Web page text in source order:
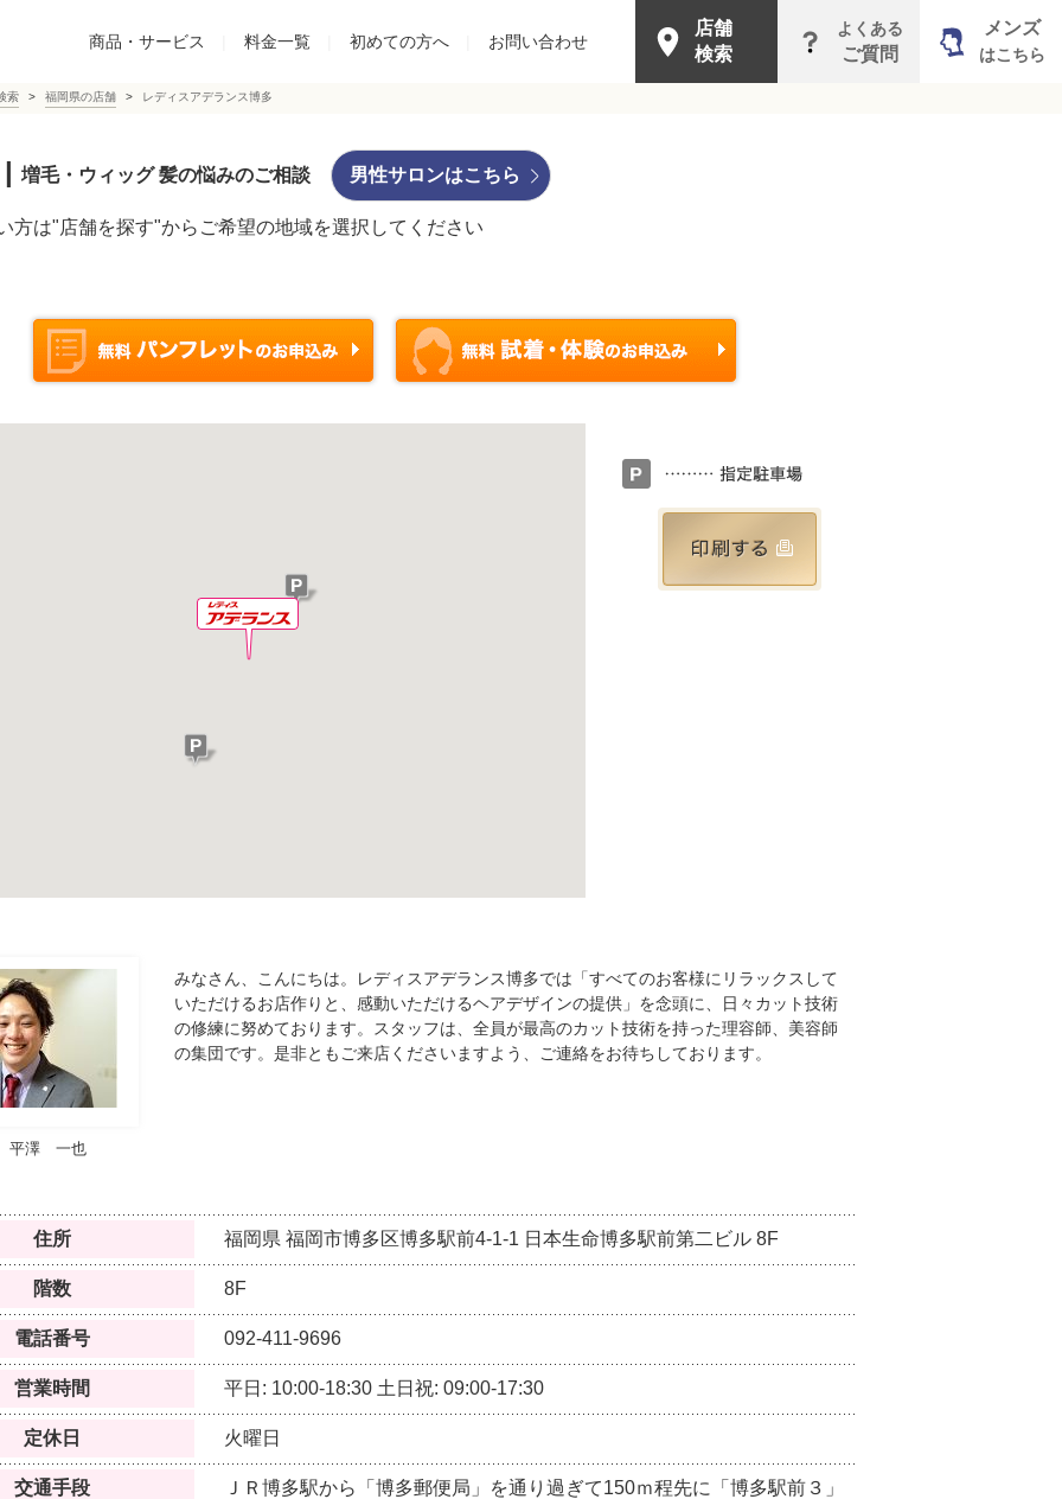
商品・サービス 料金一覧 初めての方へ お問い合わせ
店舗
検索
よくある
ご質問
メンズ
はこちら
索 福岡県の店舗 レディスアデランス博多
増毛・ウィッグ 髪の悩みのご相談 男性サロンはこちら
方は"店舗を探す"からご希望の地域を選択してください
平澤 一也
みなさん、こんにちは。レディスアデランス博多では「すべてのお客様にリラックスして
いただけるお店作りと、感動いただけるヘアデザインの提供」を念頭に、日々カット技術
の修練に努めております。スタッフは、全員が最高のカット技術を持った理容師、美容師
の集団です。是非ともご来店くださいますよう、ご連絡をお待ちしております。
住所 福岡県 福岡市博多区博多駅前4-1-1 日本生命博多駅前第二ビル 8F
階数 8F
電話番号 092-411-9696
営業時間 平日: 10:00-18:30 土日祝: 09:00-17:30
定休日 火曜日
交通手段
ＪＲ博多駅から「博多郵便局」を通り過ぎて150ｍ程先に「博多駅前３」